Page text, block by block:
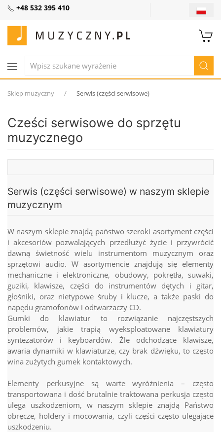
+48 532 395 410
Sklep muzyczny Serwis (części serwisowe)
Cześci serwisowe do sprzętu
muzycznego
Serwis (części serwisowe) w naszym sklepie
muzycznym
W naszym sklepie znajdą państwo szeroki asortyment części
i akcesoriów pozwalających przedłużyć życie i przywrócić
dawną świetność wielu instrumentom muzycznym oraz
sprzętowi audio. W asortymencie znajdują się elementy
mechaniczne i elektroniczne, obudowy, pokrętła, suwaki,
guziki, klawisze, części do instrumentów dętych i gitar,
głośniki, oraz nietypowe śruby i klucze, a także paski do
napędu gramofonów i odtwarzaczy CD.
Gumki do klawiatur to rozwiązanie najczęstszych
problemów, jakie trapią wyeksploatowane klawiatury
syntezatorów i keyboardów. Źle odchodzące klawisze,
awaria dynamiki w klawiaturze, czy brak dźwięku, to często
wina zużytych gumek kontaktowych.
Elementy perkusyjne są warte wyróżnienia – często
transportowana i dość brutalnie traktowana perkusja często
ulega uszkodzeniom, w naszym sklepie znajdą Państwo
obręcze, holdery i mocowania, czyli części często ulegające
uszkodzeniu.